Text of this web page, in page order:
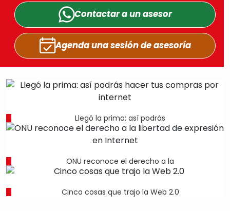
Contactar a unasesor
Agenda una sesiónde asesoría
Llegó la prima: así podrás
ONU reconoce el derecho a la
Cinco cosas que trajo la Web 2.0